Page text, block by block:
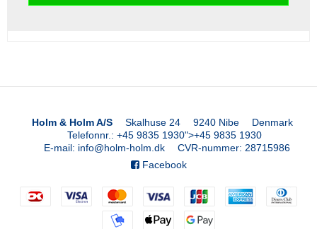
Holm & Holm A/S Skalhuse 24 9240 Nibe
Denmark
Telefonnr.: +45 9835 1930">+45 9835 1930
E-mail: info@holm-holm.dk CVR-nummer: 28715986
Facebook